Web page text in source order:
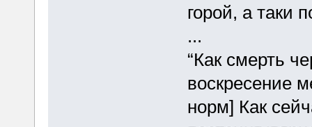
горой, а таки
...
“Как смерть
воскресение
норм] Как